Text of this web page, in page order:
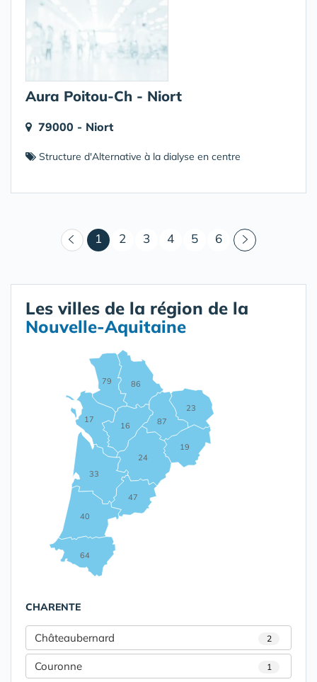
Aura Poitou-Ch - Niort
79000 - Niort
Structure d'Alternative à la dialyse en centre
1 (courant)
2 3 4 5 6
Les villes de la région de la
Nouvelle-Aquitaine
16
17
19
23
24
33
40
47
64
79 86
87
CHARENTE
Châteaubernard 2
Couronne 1